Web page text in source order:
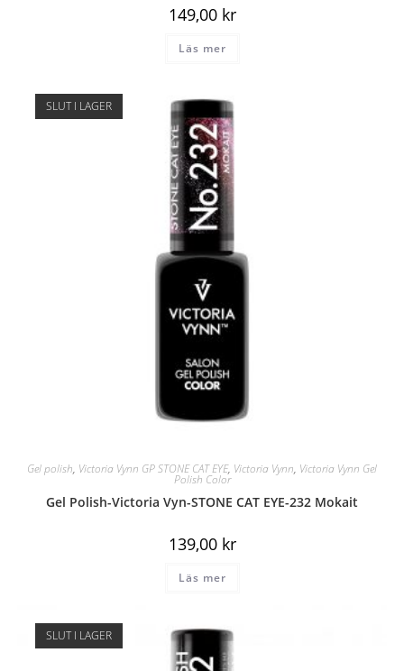
149,00 kr
Läs mer
SLUT I LAGER
Gel polish, Victoria Vynn GP STONE CAT EYE, Victoria Vynn, Victoria Vynn Gel
Polish Color
Gel Polish-Victoria Vyn-STONE CAT EYE-232 Mokait
139,00 kr
Läs mer
SLUT I LAGER